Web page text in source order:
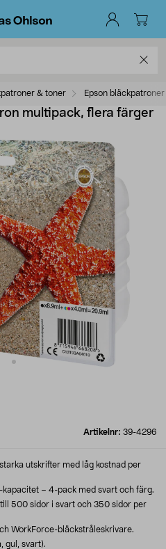
& toner Epson bläckpatroner
multipack, flera färger
Artikelnr: 39-4296
utskrifter med låg kostnad per
kapacitet – 4-pack med svart och färg.
500 sidor i svart och 350 sidor per
WorkForce-bläckstråleskrivare.
gul, svart).